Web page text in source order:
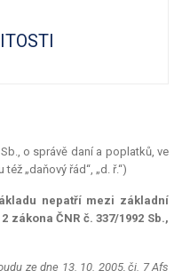
o správě daní a poplatků, ve
„daňový řád“, „d. ř.“)
nepatří mezi základní
ČNR č. 337/1992 Sb.,
ze dne 13. 10. 2005, čj. 7 Afs